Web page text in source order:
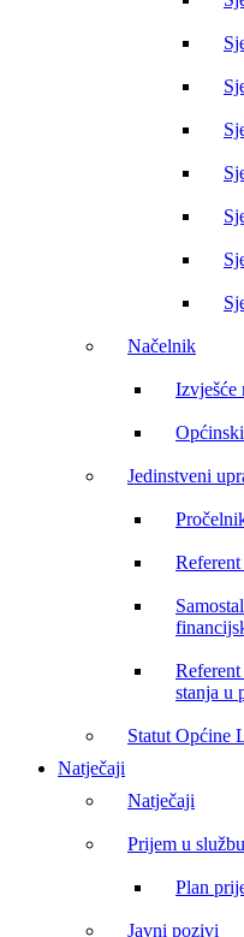
Načelnik
Izvješće
Jedinstveni
stanja u
Statut Općine
Natječaji
Natječaji
Prijem u službu
Plan
Javni pozivi